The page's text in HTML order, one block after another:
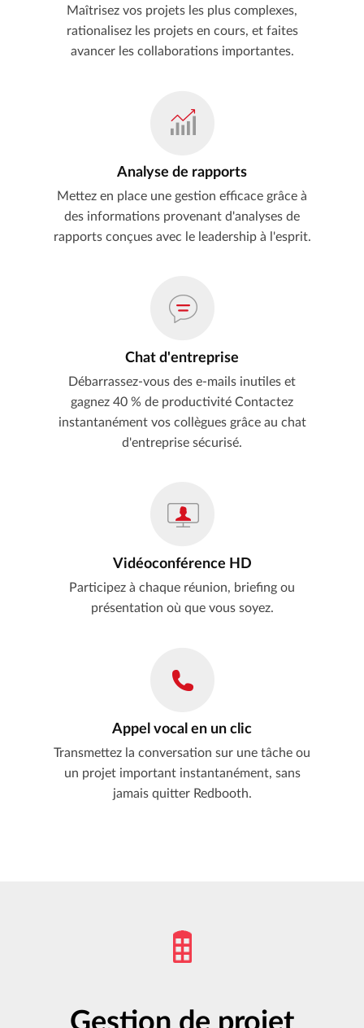
Maîtrisez vos projets les plus complexes,
rationalisez les projets en cours, et faites
avancer les collaborations importantes.
Analyse de rapports
Mettez en place une gestion efficace grâce à
des informations provenant d'analyses de
rapports conçues avec le leadership à l'esprit.
Chat d'entreprise
Débarrassez-vous des e-mails inutiles et
gagnez 40 % de productivité Contactez
instantanément vos collègues grâce au chat
d'entreprise sécurisé.
Vidéoconférence HD
Participez à chaque réunion, briefing ou
présentation où que vous soyez.
Appel vocal en un clic
Transmettez la conversation sur une tâche ou
un projet important instantanément, sans
jamais quitter Redbooth.